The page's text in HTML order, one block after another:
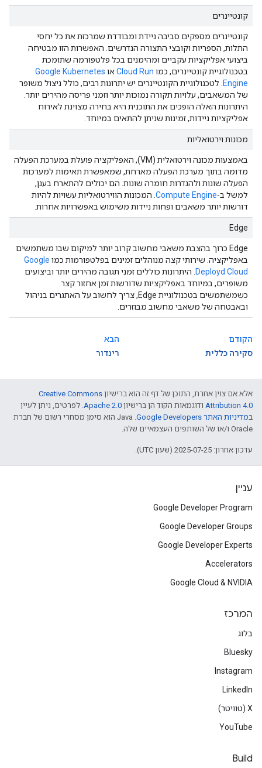
קונטיינרים
קונטיינרים מספקים סביבה ניידת ומבודדת שמרכזת את כל יחסי
התלות, הספריות וקובצי התצורה הנדרשים. האפשרות הזו מבטיחה
ביצועי אפליקציות עקביים ומהימנים בכל פלטפורמה שתומכת
בטכנולוגיית קונטיינרים, כמו Cloud Runאו Google Kubernetes
Engine . לטכנולוגיית הקונטיינרים יש יתרונות רבים, כולל ניצול משופר
של המשאבים, עלויות תקורה נמוכות יותר וזמני פריסה מהירים יותר.
היתרונות האלה הופכים את התוכנית היא בחירה מצוינת לאירוח
אפליקציות ניידות, זמינות שניתן להתאים במיוחד.
מכונות וירטואליות
באמצעות מכונה וירטואלית (VM), האפליקציה פועלת במערכת הפעלה
מדומה בתוך מערכת הפעלה מארחת, שמאפשרת תאימות למערכות
הפעלה שונות ולהגדרות חומרה שונות. הם יכולים להתארח בענן,
למשל ב-Compute Engine . המכונות הווירטואליות עשויות להיות
דורשות יותר משאבים ופחות ניידות משימוש באפשרויות אחרות.
Edge
Edge כרוך בהצבת משאבי מחשוב קרוב יותר למיקום שבו משתמשים
באפליקציה. שירותי קצה מנוהלים זמינים בפלטפורמות כמו Google
Deployd Cloud . היתרונות כוללים זמני תגובה מהירים יותר וביצועים
משופרים, במיוחד באפליקציות שדורשות זמן אחזור קצר.
כשמשתמשים בטכנולוגיית Edge, צריך לחשוב על האתגרים בניהול
ובאבטחה של משאבי מחשוב מבוזרים.
הקודם
סקירה כללית
הבא
רינדור
אלא אם צוין אחרת, התוכן של דף זה הוא ברישיון Creative Commons
Attribution 4.0 ודוגמאות הקוד הן ברישיון Apache 2.0. לפרטים, ניתן לעיין
במדיניות האתר Google Developers‏
.‏ Java הוא סימן מסחרי רשום של חברת
Oracle ו/או של השותפים העצמאיים שלה.
עדכון אחרון: 2025-07-25 (שעון UTC).
עניין
Google Developer Program
Google Developer Groups
Google Developer Experts
Accelerators
Google Cloud & NVIDIA
המרכז
בלוג
Bluesky
Instagram
LinkedIn
‫X (טוויטר)
YouTube
Build